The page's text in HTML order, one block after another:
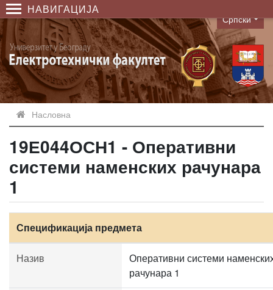
НАВИГАЦИЈА
Language
Српски
Насловна
19Е044ОСН1 - Оперативни
системи наменских рачунара
1
Спецификација предмета
Назив
Оперативни системи
рачунара 1